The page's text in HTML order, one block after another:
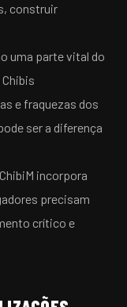
construir
uma parte vital do
e fraquezas dos
ser a diferença
incorpora
precisam
crítico e